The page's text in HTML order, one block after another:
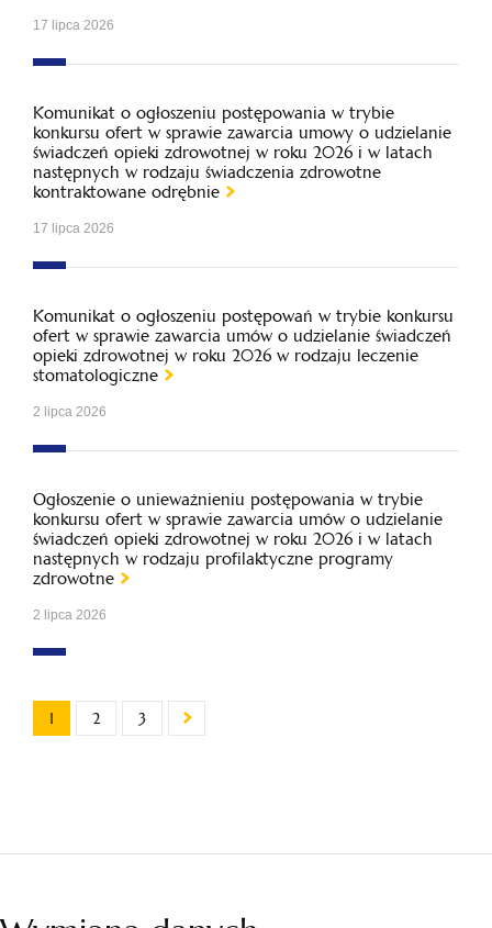
17 lipca 2026
Komunikat o ogłoszeniu postępowania w trybie
konkursu ofert w sprawie zawarcia umowy o udzielanie
świadczeń opieki zdrowotnej w roku 2026 i w latach
następnych w rodzaju świadczenia zdrowotne
kontraktowane odrębnie
17 lipca 2026
Komunikat o ogłoszeniu postępowań w trybie konkursu
ofert w sprawie zawarcia umów o udzielanie świadczeń
opieki zdrowotnej w roku 2026 w rodzaju leczenie
stomatologiczne
2 lipca 2026
Ogłoszenie o unieważnieniu postępowania w trybie
konkursu ofert w sprawie zawarcia umów o udzielanie
świadczeń opieki zdrowotnej w roku 2026 i w latach
następnych w rodzaju profilaktyczne programy
zdrowotne
2 lipca 2026
1 2 3